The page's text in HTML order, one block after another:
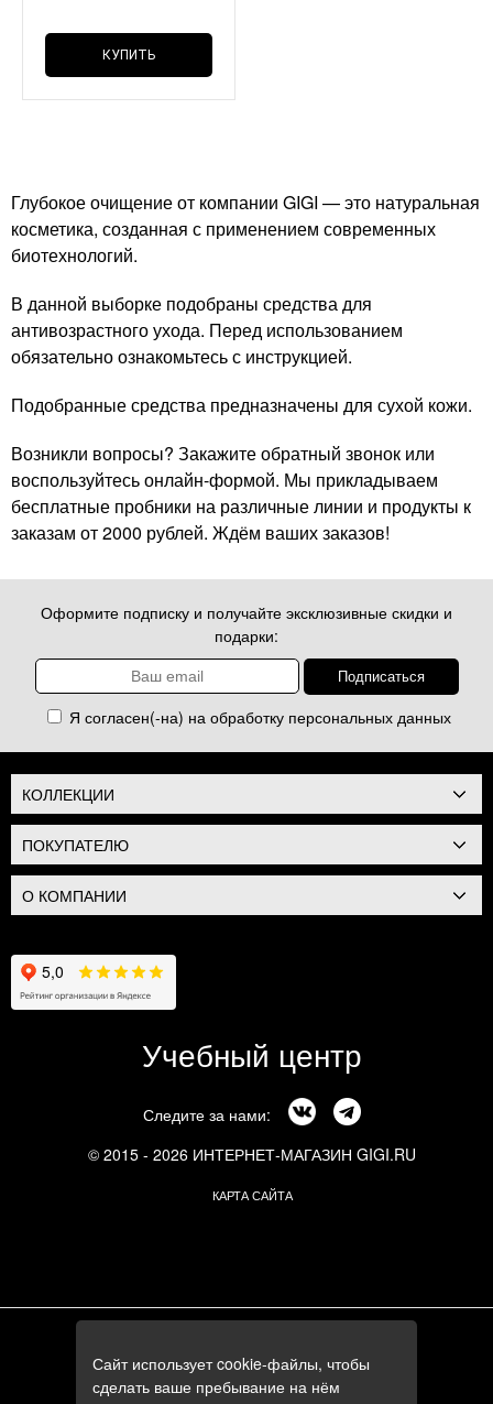
КУПИТЬ
Глубокое очищение от компании GIGI — это натуральная
косметика, созданная с применением современных
биотехнологий.
В данной выборке подобраны средства для
антивозрастного ухода. Перед использованием
обязательно ознакомьтесь с инструкцией.
Подобранные средства предназначены для сухой кожи.
Возникли вопросы? Закажите обратный звонок или
воспользуйтесь онлайн-формой. Мы прикладываем
бесплатные пробники на различные линии и продукты к
заказам от 2000 рублей. Ждём ваших заказов!
Оформите подписку и получайте эксклюзивные скидки и
подарки:
Я согласен(-на) на обработку персональных данных
КОЛЛЕКЦИИ
ПОКУПАТЕЛЮ
О КОМПАНИИ
Учебный центр
Следите за нами:
© 2015 - 2026 ИНТЕРНЕТ-МАГАЗИН GIGI.RU
КАРТА САЙТА
+7 (495) 644-84-05
+7 (985) 644-84-05
Сайт использует cookie-файлы, чтобы
сделать ваше пребывание на нём